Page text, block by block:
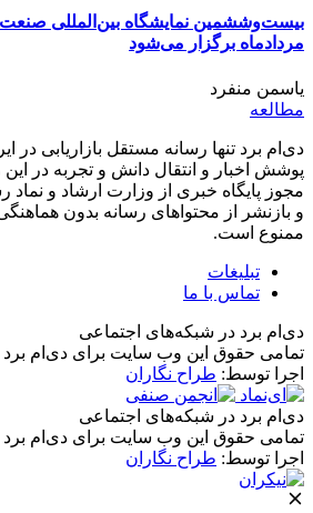
بیست‌وششمین نمایشگاه بین‌المللی
مردادماه برگزار می‌شود
یاسمن منفرد
مطالعه
دی‌ام برد تنها رسانه مستقل بازاریابی در
پوشش اخبار و انتقال دانش و تجربه در این
مجوز پایگاه خبری از وزارت ارشاد و نماد
و بازنشر از محتواهای رسانه بدون
ممنوع است.
تبلیغات
تماس با ما
دی‌ام برد در شبکه‌های اجتماعی
تمامی حقوق این وب سایت برای دی‌ام
اجرا توسط: طراح نگاران
دی‌ام برد در شبکه‌های اجتماعی
تمامی حقوق این وب سایت برای دی‌ام
اجرا توسط: طراح نگاران